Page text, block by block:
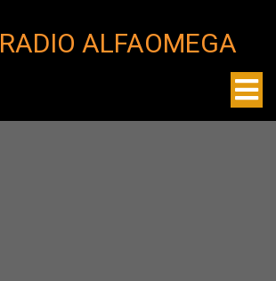
RADIO ALFAOMEGA